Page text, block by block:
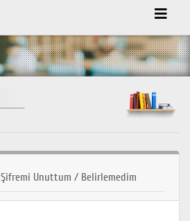
Şifremi Unuttum / Belirlemedim